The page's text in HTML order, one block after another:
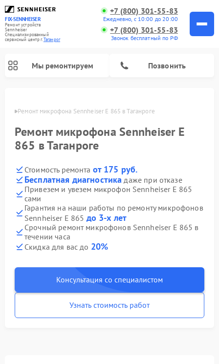
FIX-SENNHEISER
Ремонт устройств
Sennheiser
Специализированный
cервисный центр г.Таганрог
+7 (800) 301-55-83
Ежедневно, с 10:00 до 20:00
+7 (800) 301-55-83
Звонок бесплатный по РФ
Мы ремонтируем Позвонить
Ремонт микрофона Sennheiser E 865 в Таганроге
Ремонт микрофона Sennheiser E
865 в Таганроге
Стоимость ремонта от 175 руб.
Бесплатная диагностика даже при отказе
Привезем и увезем микрофон Sennheiser E 865
сами
Гарантия на наши работы по ремонту микрофонов
Sennheiser E 865 до 3-х лет
Срочный ремонт микрофонов Sennheiser E 865 в
течении часа
Скидка для вас до 20%
Консультация со специалистом
Узнать стоимость работ